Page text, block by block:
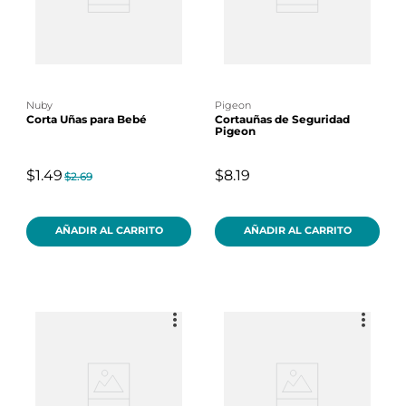
nuby
Corta Uñas para Bebé
$1.49 $2.69
AÑADIR AL CARRITO
pigeon
Cortauñas de Seguridad
Pigeon
$8.19
AÑADIR AL CARRITO